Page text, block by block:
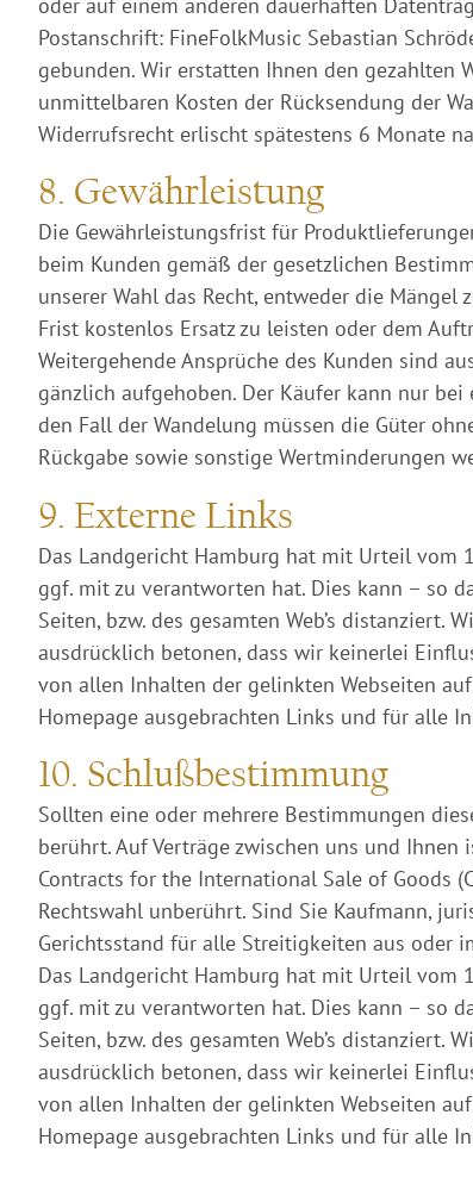
Postanschrift: FineFolkMusic Sebastian
gebunden. Wir erstatten Ihnen den gezahlten
unmittelbaren Kosten der Rücksendung der
Widerrufsrecht erlischt spätestens 6 Monate
8. Gewährleistung
Die Gewährleistungsfrist für
beim Kunden gemäß der gesetzlichen
unserer Wahl das Recht, entweder die
Frist kostenlos Ersatz zu leisten oder dem
Weitergehende Ansprüche des Kunden sind
gänzlich aufgehoben. Der Käufer kann nur
den Fall der Wandelung müssen die Güter
Rückgabe sowie sonstige Wertminderungen
9. Externe Links
Das Landgericht Hamburg hat mit Urteil vom
ggf. mit zu verantworten hat. Dies kann – so
Seiten, bzw. des gesamten Web’s
ausdrücklich betonen, dass wir keinerlei
von allen Inhalten der gelinkten Webseiten
Homepage ausgebrachten Links und für alle
10. Schlußbestimmung
Sollten eine oder mehrere Bestimmungen
berührt. Auf Verträge zwischen uns und
Contracts for the International Sale of Goods
Rechtswahl unberührt. Sind Sie Kaufmann,
Gerichtsstand für alle Streitigkeiten aus oder
Das Landgericht Hamburg hat mit Urteil vom
ggf. mit zu verantworten hat. Dies kann – so
Seiten, bzw. des gesamten Web’s
ausdrücklich betonen, dass wir keinerlei
von allen Inhalten der gelinkten Webseiten
Homepage ausgebrachten Links und für alle